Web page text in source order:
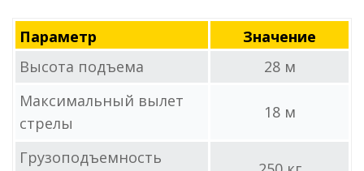
Параметр
Значение
Высота подъема
28 м
Максимальный вылет
стрелы
18 м
Грузоподъемность